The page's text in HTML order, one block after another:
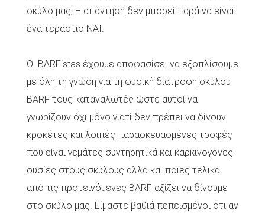
σκύλο μας; Η απάντηση δεν μπορεί παρά να είναι
ένα τεράστιο ΝΑΙ.
Οι BARFistas έχουμε αποφασίσει να εξοπλίσουμε
με όλη τη γνώση για τη φυσική διατροφή σκύλου
BARF τους καταναλωτές ώστε αυτοί να
γνωρίζουν όχι μόνο γιατί δεν πρέπει να δίνουν
κροκέτες και λοιπές παρασκευασμένες τροφές
που είναι γεμάτες συντηρητικά και καρκινογόνες
ουσίες στους σκύλους αλλά και ποιες τελικά
από τις προτεινόμενες BARF αξίζει να δίνουμε
στο σκύλο μας. Είμαστε βαθιά πεπεισμένοι ότι αν